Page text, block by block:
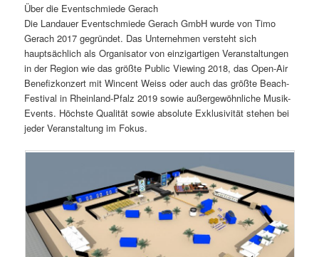
Über die Eventschmiede Gerach
Die Landauer Eventschmiede Gerach GmbH wurde von Timo
Gerach 2017 gegründet. Das Unternehmen versteht sich
hauptsächlich als Organisator von einzigartigen Veranstaltungen
in der Region wie das größte Public Viewing 2018, das Open-Air
Benefizkonzert mit Wincent Weiss oder auch das größte Beach-
Festival in Rheinland-Pfalz 2019 sowie außergewöhnliche Musik-
Events. Höchste Qualität sowie absolute Exklusivität stehen bei
jeder Veranstaltung im Fokus.